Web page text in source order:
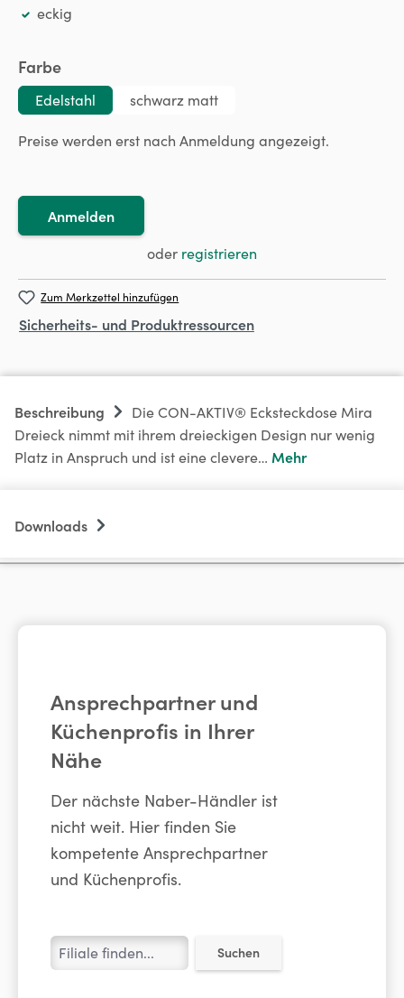
eckig
Farbeauswählen
Edelstahl schwarz matt
Preise werden erst nach Anmeldung angezeigt.
Anmelden
oder registrieren
Zum Merkzettel hinzufügen
Sicherheits- und Produktressourcen
Beschreibung
Die CON-AKTIV® Ecksteckdose Mira
Dreieck nimmt mit ihrem dreieckigen Design nur wenig
Platz in Anspruch und ist eine clevere… Mehr
Downloads
Ansprechpartner und
Küchenprofis in Ihrer
Nähe
Der nächste Naber-Händler ist
nicht weit. Hier finden Sie
kompetente Ansprechpartner
und Küchenprofis.
Suchen